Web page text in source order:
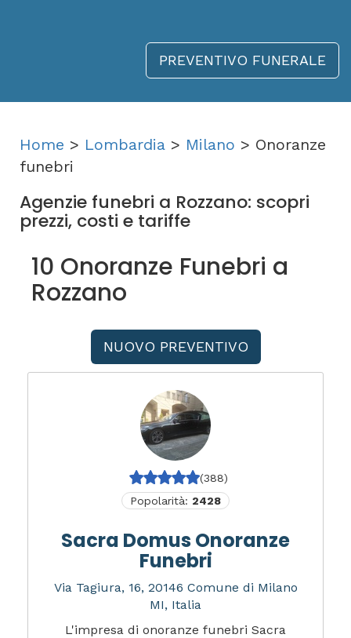
PREVENTIVO FUNERALE
Home > Lombardia > Milano > Onoranze
funebri
Agenzie funebri a Rozzano: scopri
prezzi, costi e tariffe
10 Onoranze Funebri a
Rozzano
NUOVO PREVENTIVO
(388)
Popolarità: 2428
Sacra Domus Onoranze
Funebri
Via Tagiura, 16, 20146 Comune di Milano
MI, Italia
L'impresa di onoranze funebri Sacra